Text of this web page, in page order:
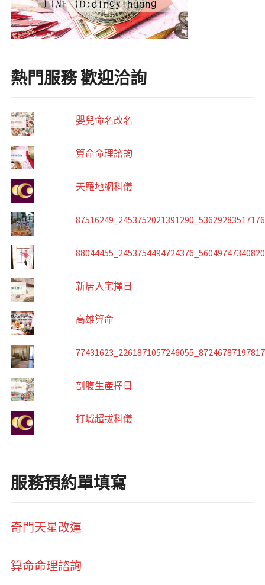
熱門服務 歡迎洽詢
嬰兒命名改名
算命命理諮詢
天羅地網科儀
新居入宅擇日
高雄算命
剖腹生產擇日
打城超拔科儀
服務預約單填寫
奇門天星改運
算命命理諮詢